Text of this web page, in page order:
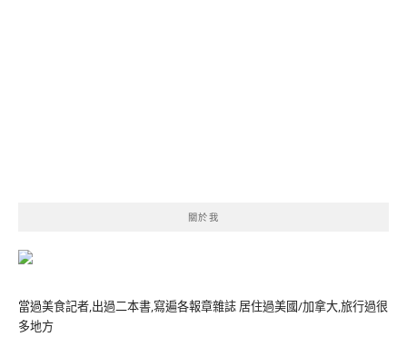
關於我
當過美食記者,出過二本書,寫遍各報章雜誌 居住過美國/加拿大,旅行過很
多地方